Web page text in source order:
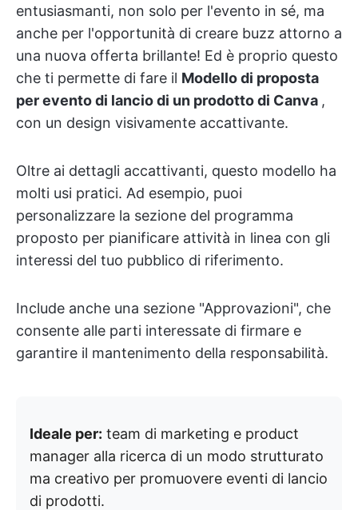
entusiasmanti, non solo per l'evento in sé, ma
anche per l'opportunità di creare buzz attorno a
una nuova offerta brillante! Ed è proprio questo
che ti permette di fare il Modello di proposta
per evento di lancio di un prodotto di Canva ,
con un design visivamente accattivante.
Oltre ai dettagli accattivanti, questo modello ha
molti usi pratici. Ad esempio, puoi
personalizzare la sezione del programma
proposto per pianificare attività in linea con gli
interessi del tuo pubblico di riferimento.
Include anche una sezione "Approvazioni", che
consente alle parti interessate di firmare e
garantire il mantenimento della responsabilità.
Ideale per: team di marketing e product
manager alla ricerca di un modo strutturato
ma creativo per promuovere eventi di lancio
di prodotti.